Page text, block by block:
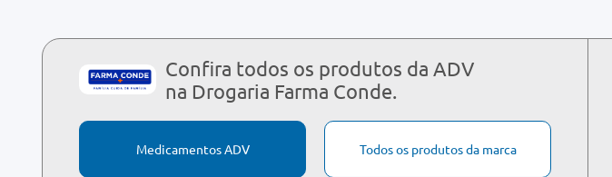
Confira todos os produtos da ADV
na Drogaria Farma Conde.
Medicamentos ADV Todos os produtos da marca